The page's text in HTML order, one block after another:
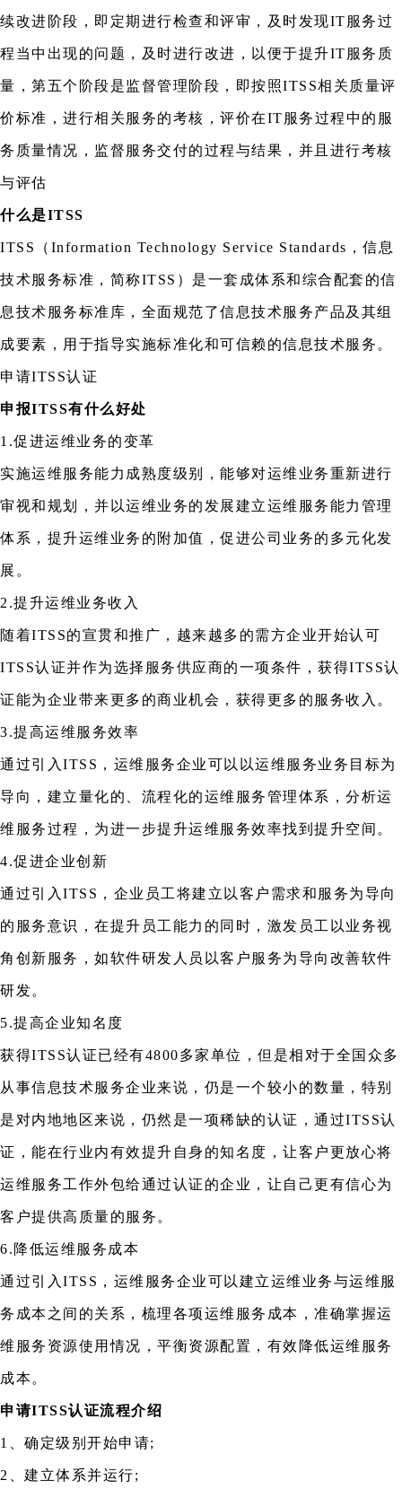
续改进阶段，即定期进行检查和评审，及时发现IT服务过
程当中出现的问题，及时进行改进，以便于提升IT服务质
量，第五个阶段是监督管理阶段，即按照ITSS相关质量评
价标准，进行相关服务的考核，评价在IT服务过程中的服
务质量情况，监督服务交付的过程与结果，并且进行考核
与评估
什么是ITSS
ITSS（Information Technology Service Standards，信息
技术服务标准，简称ITSS）是一套成体系和综合配套的信
息技术服务标准库，全面规范了信息技术服务产品及其组
成要素，用于指导实施标准化和可信赖的信息技术服务。
申请ITSS认证
申报ITSS有什么好处
1.促进运维业务的变革
实施运维服务能力成熟度级别，能够对运维业务重新进行
审视和规划，并以运维业务的发展建立运维服务能力管理
体系，提升运维业务的附加值，促进公司业务的多元化发
展。
2.提升运维业务收入
随着ITSS的宣贯和推广，越来越多的需方企业开始认可
ITSS认证并作为选择服务供应商的一项条件，获得ITSS认
证能为企业带来更多的商业机会，获得更多的服务收入。
3.提高运维服务效率
通过引入ITSS，运维服务企业可以以运维服务业务目标为
导向，建立量化的、流程化的运维服务管理体系，分析运
维服务过程，为进一步提升运维服务效率找到提升空间。
4.促进企业创新
通过引入ITSS，企业员工将建立以客户需求和服务为导向
的服务意识，在提升员工能力的同时，激发员工以业务视
角创新服务，如软件研发人员以客户服务为导向改善软件
研发。
5.提高企业知名度
获得ITSS认证已经有4800多家单位，但是相对于全国众多
从事信息技术服务企业来说，仍是一个较小的数量，特别
是对内地地区来说，仍然是一项稀缺的认证，通过ITSS认
证，能在行业内有效提升自身的知名度，让客户更放心将
运维服务工作外包给通过认证的企业，让自己更有信心为
客户提供高质量的服务。
6.降低运维服务成本
通过引入ITSS，运维服务企业可以建立运维业务与运维服
务成本之间的关系，梳理各项运维服务成本，准确掌握运
维服务资源使用情况，平衡资源配置，有效降低运维服务
成本。
申请ITSS认证流程介绍
1、确定级别开始申请;
2、建立体系并运行;